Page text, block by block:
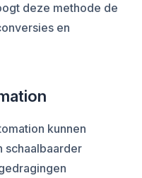
deze methode de
en
kunnen
schaalbaarder